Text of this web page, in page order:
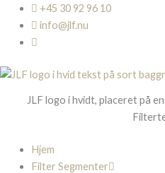
indholdet
+45 30 92 96 10
info@jlf.nu
JLF logo i hvidt, placeret på
Hjem
Filter Segmenter